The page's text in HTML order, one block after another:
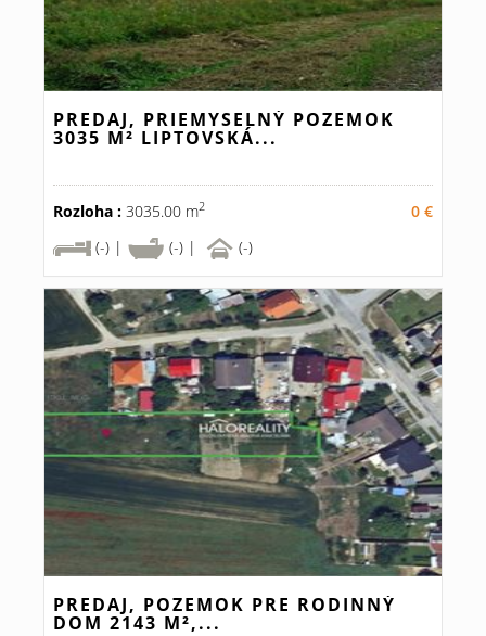
PREDAJ, PRIEMYSELNÝ POZEMOK
3035 M² LIPTOVSKÁ...
Rozloha : 3035.00 m2
0 €
(-) |
(-) | (-)
PREDAJ, POZEMOK PRE RODINNÝ
DOM 2143 M²,...